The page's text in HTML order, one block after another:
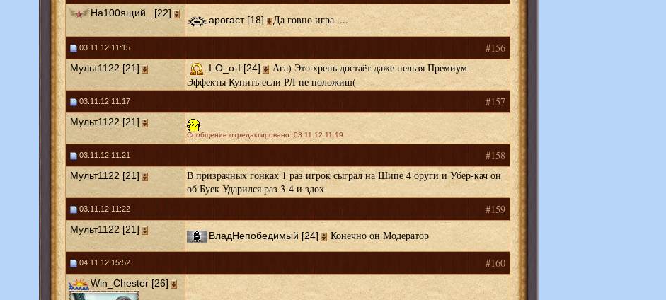
На100ящий_ [22]
арогаст [18] Да говно игра ....
03.11.12 11:15 #156
Мульт1122 [21] I-O_o-I [24]
Ага) Это хрень достаёт даже нельзя Премиум-
Эффекты Купить если РЛ не положиш(
03.11.12 11:17 #157
Мульт1122 [21]
Сообщение отредактировано: 03.11.12 11:19
03.11.12 11:21 #158
Мульт1122 [21]
В призрачных гонках 1 раз игрок сыграл на Шипе 4 оруги и Убер-кач он
об Буек Ударился раз 3-4 и здох
03.11.12 11:22 #159
Мульт1122 [21]
ВладНепобедимый [24] Конечно он Модератор
04.11.12 15:52 #160
Win_Chester [26]